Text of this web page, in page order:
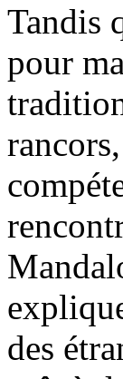
Tandis
pour
des